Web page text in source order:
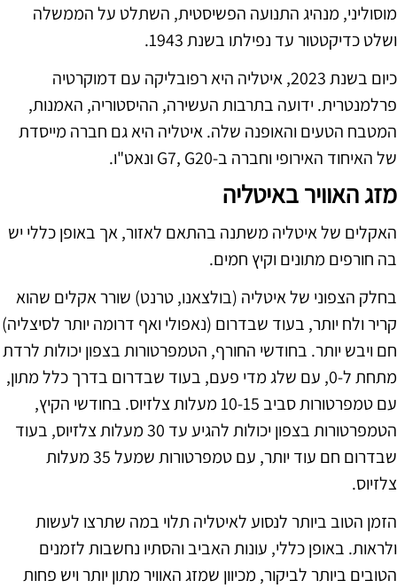
מוסוליני, מנהיג התנועה הפשיסטית, השתלט על הממשלה
ושלט כדיקטטור עד נפילתו בשנת 1943.
כיום בשנת 2023, איטליה היא רפובליקה עם דמוקרטיה
פרלמנטרית. ידועה בתרבות העשירה, ההיסטוריה, האמנות,
המטבח הטעים והאופנה שלה. איטליה היא גם חברה מייסדת
של האיחוד האירופי וחברה ב-G7, G20 ונאט"ו.
מזג האוויר באיטליה
האקלים של איטליה משתנה בהתאם לאזור, אך באופן כללי יש
בה חורפים מתונים וקיץ חמים.
בחלק הצפוני של איטליה (בולצאנו, טרנט) שורר אקלים שהוא
קריר ולח יותר, בעוד שבדרום (נאפולי ואף דרומה יותר לסיצליה)
חם ויבש יותר. בחודשי החורף, הטמפרטורות בצפון יכולות לרדת
מתחת ל-0, עם שלג מדי פעם, בעוד שבדרום בדרך כלל מתון,
עם טמפרטורות סביב 10-15 מעלות צלזיוס. בחודשי הקיץ,
הטמפרטורות בצפון יכולות להגיע עד 30 מעלות צלזיוס, בעוד
שבדרום חם עוד יותר, עם טמפרטורות שמעל 35 מעלות
צלזיוס.
הזמן הטוב ביותר לנסוע לאיטליה תלוי במה שתרצו לעשות
ולראות. באופן כללי, עונות האביב והסתיו נחשבות לזמנים
הטובים ביותר לביקור, מכיוון שמזג האוויר מתון יותר ויש פחות